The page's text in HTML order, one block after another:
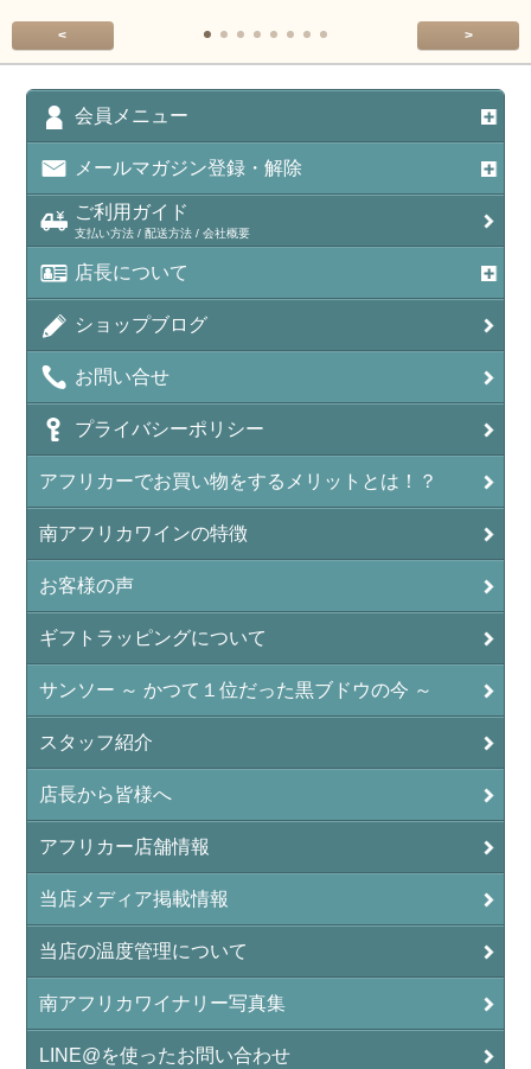
< >
会員メニュー
メールマガジン登録・解除
ご利用ガイド
支払い方法 / 配送方法 / 会社概要
店長について
ショップブログ
お問い合せ
プライバシーポリシー
アフリカーでお買い物をするメリットとは！？
南アフリカワインの特徴
お客様の声
ギフトラッピングについて
サンソー ～ かつて１位だった黒ブドウの今 ～
スタッフ紹介
店長から皆様へ
アフリカー店舗情報
当店メディア掲載情報
当店の温度管理について
南アフリカワイナリー写真集
LINE@を使ったお問い合わせ